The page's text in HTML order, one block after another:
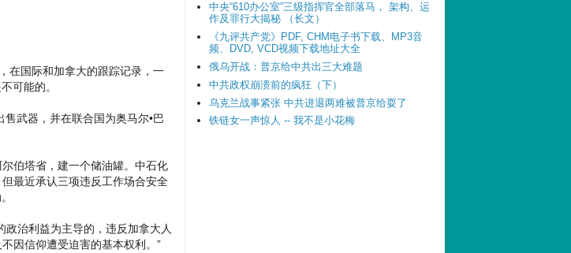
国际和加拿大的跟踪记录，一
可能的。
武器，并在联合国为奥马尔•巴
伯塔省，建一个储油罐。中石化
最近承认三项违反工作场合安全
治利益为主导的，违反加拿大人
因信仰遭受迫害的基本权利。”
中央“610办公室”三级指挥官全部落马， 架构、运
作及罪行大揭秘 （长文）
《九评共产党》PDF, CHM电子书下载、MP3音
频、DVD, VCD视频下载地址大全
俄乌开战：普京给中共出三大难题
中共政权崩溃前的疯狂（下）
乌克兰战事紧张 中共进退两难被普京给耍了
铁链女一声惊人 -- 我不是小花梅